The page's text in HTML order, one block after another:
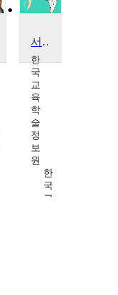
서ㆍ논술형 평가 실천 사례(초등)
한
국
교
육
학
술
정
보
원
한
국
교